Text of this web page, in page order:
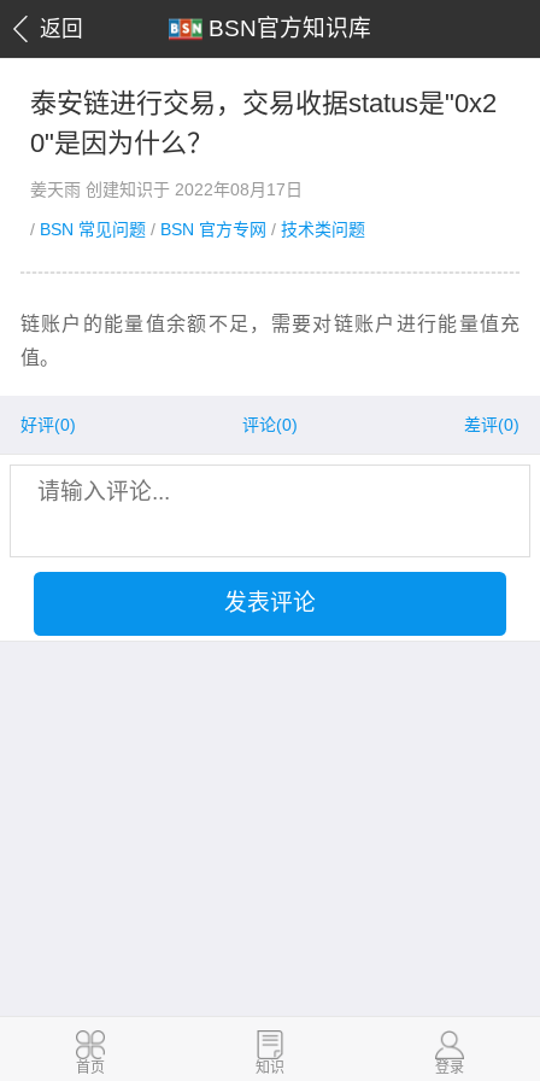
返回 BSN官方知识库
首页 知识 登录
泰安链进行交易，交易收据status是"0x2
0"是因为什么？
姜天雨 创建知识于 2022年08月17日
/ BSN 常见问题/ BSN 官方专网 / 技术类问题
链账户的能量值余额不足，需要对链账户进行能量值充
值。
好评(0) 评论(0) 差评(0)
发表评论